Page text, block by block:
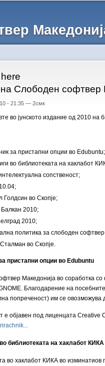
Слободен софтвер
- 21:35 — 2смк
во јунското издание од 2010
за пристапни опции во Edubuntu;
во библиотеката на хаклабот
сопственост;
Голдсин во Скопје;
2010;
2010;
политика за слободен
во Скопје.
пристапни опции во Edubuntu
Македонија во соработка со
Благодарение на
попреченост) им се овозможува
е објавен под лиценцата
библиотеката на хаклабот КИКА
во хаклабот КИКА во